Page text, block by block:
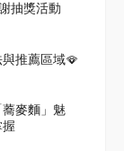
抽獎活動
推薦區域🪭
麥麵」魅